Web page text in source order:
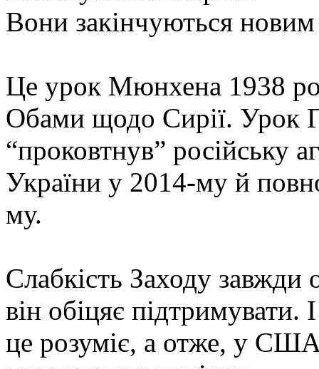
Вони закінчуються
Це урок Мюнхена 1938
Обами щодо Сирії. Урок
“проковтнув” російську
України у 2014-му й
му.
Слабкість Заходу завжди
він обіцяє підтримувати.
це розуміє, а отже, у США